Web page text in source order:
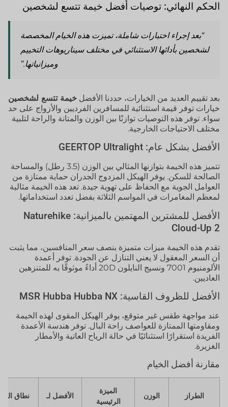
الحكم النهائي: توصيات أفضل خيمة تتسع لشخصين
“بعد إجراء اختبارات شاملة، تميزت هذه الخيام المخصصة
لشخصين بأدائها الاستثنائي في مختلف سيناريوهات التخييم
وميزانياتها.”
بعد تقييم العديد من الخيارات، حددنا الأفضل خيمة تتسع لشخصين
خيارات توفر قيمة استثنائية للمسافرين الفرديين والأزواج على حد
سواء. توفر هذه التوصيات توازنًا بين الوزن والمتانة والراحة لتلبية
مختلف الاحتياجات الخارجية.
الأفضل بشكل عام: GEERTOP Ultralight
تتميز هذه الخيمة بتوازنها المثالي بين الوزن (3.5 رطل) والمساحة
الصالحة للسكن. يوفر الهيكل المزدوج الجدران حماية ممتازة من
العوامل الجوية مع الحفاظ على تهوية جيدة. تعد هذه الخيمة مثالية
لمعظم المغامرات في المواسم الثلاثة بفضل تعدد استخداماتها.
الأفضل للمشترين المهتمين بالميزانية: Naturehike
Cloud-Up 2
تقدم هذه الخيمة ميزات متميزة بنصف سعر المنافسين، مما يثبت
أن السعر المعقول لا يعني التنازل عن الجودة. توفر أعمدة
الألومنيوم 7001 ونسيج النايلون 20D أداءً موثوقًا به للمتنزهين
العاديين.
الأفضل للظروف القاسية: MSR Hubba Hubba NX
عند مواجهة طقس غير متوقع، يوفر الهيكل المقوى لهذه الخيمة
ومقاومتها الممتازة للعواصف راحة البال. توفر هندسة الأعمدة
الفريدة استقرارًا استثنائيًا في حالة الرياح العاتية والأمطار
الغزيرة.
مقارنة أفضل الخيام
الطراز الوزن
الميزة
الرئيسية
الأفضل لـ نطاق